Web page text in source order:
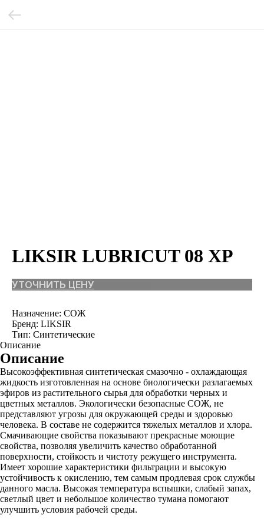
LIKSIR LUBRICUT 08 XP
УТОЧНИТЬ ЦЕНУ
Назначение: СОЖ
Бренд: LIKSIR
Тип: Синтетические
Описание
Описание
Высокоэффективная синтетическая смазочно - охлаждающая
жидкость изготовленная на основе биологически разлагаемых
эфиров из растительного сырья для обработки черных и
цветных металлов. Экологически безопасные СОЖ, не
представляют угрозы для окружающей среды и здоровью
человека. В составе не содержится тяжелых металлов и хлора.
Смачивающие свойства показывают прекрасные моющие
свойства, позволяя увеличить качество обработанной
поверхности, стойкость и чистоту режущего инструмента.
Имеет хорошие характеристики фильтрации и высокую
устойчивость к окислению, тем самым продлевая срок службы
данного масла. Высокая температура вспышки, слабый запах,
светлый цвет и небольшое количество тумана помогают
улучшить условия рабочей среды.